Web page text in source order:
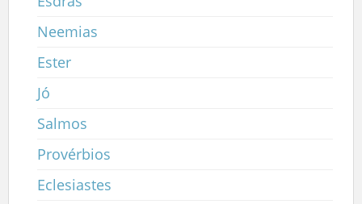
Neemias
Ester
Jó
Salmos
Provérbios
Eclesiastes